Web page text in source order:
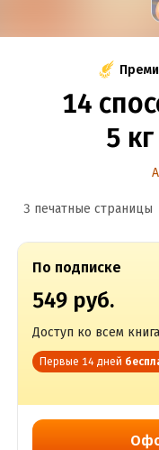
14
5
3 печатные страницы
По подписке
549 руб.
Доступ ко всем
Первые 14 дней